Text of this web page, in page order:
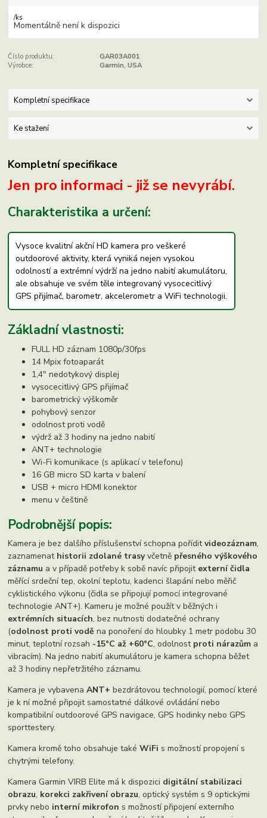
/ks
Momentálně není k dispozici
Číslo produktu:
GAR03A001
Výrobce:
Garmin, USA
Kompletní specifikace
Ke stažení
Kompletní specifikace
Jen pro informaci - již se nevyrábí.
Charakteristika a určení:
Vysoce kvalitní akční HD kamera pro veškeré
outdoorové aktivity, která vyniká nejen vysokou
odolností a extrémní výdrží na jedno nabití akumulátoru,
ale obsahuje ve svém těle integrovaný vysocecitlivý
GPS přijímač, barometr, akcelerometr a WiFi technologii.
Základní vlastnosti:
FULL HD záznam 1080p/30fps
14 Mpix fotoaparát
1,4" nedotykový displej
vysocecitlivý GPS přijímač
barometrický výškoměr
pohybový senzor
odolnost proti vodě
výdrž až 3 hodiny na jedno nabití
ANT+ technologie
Wi-Fi komunikace (s aplikací v telefonu)
16 GB micro SD karta v balení
USB + micro HDMI konektor
menu v češtině
Podrobnější popis:
Kamera je bez dalšího příslušenství schopna poříditvideozáznam,
zaznamenat historii zdolané trasyvčetně přesného výškového
záznamu a v případě potřeby k sobě navíc připojit externí čidla
měřící srdeční tep, okolní teplotu, kadenci šlapání nebo měřič
cyklistického výkonu (čidla se připojují pomocí integrované
technologie ANT+). Kameru je možné použít v běžných i
extrémních situacích, bez nutnosti dodatečné ochrany
(odolnost proti vodě na ponoření do hloubky 1 metr podobu 30
minut, teplotní rozsah -15°C až +60°C, odolnost proti nárazům a
vibracím). Na jedno nabití akumulátoru je kamera schopna běžet
až 3 hodiny nepřetržitého záznamu.
Kamera je vybavenaANT+ bezdrátovou technologií, pomocí které
je k ní možné připojit samostatné dálkové ovládání nebo
kompatibilní outdoorové GPS navigace, GPS hodinky nebo GPS
sporttestery.
Kamera kromě toho obsahuje takéWiFi s možností propojení s
chytrými telefony.
Kamera Garmin VIRB Elite má k dispozici digitální stabilizaci
obrazu, korekci zakřivení obrazu, optický systém s 9 optickými
prvky nebo interní mikrofon s možností připojení externího